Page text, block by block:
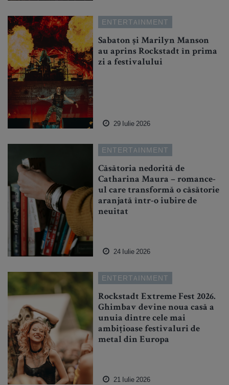
ENTERTAINMENT
Sabaton și Marilyn Manson
au aprins Rockstadt în prima
zi a festivalului
29 Iulie 2026
ENTERTAINMENT
Căsătoria nedorită de
Catharina Maura – romance-
ul care transformă o căsătorie
aranjată într-o iubire de
neuitat
24 Iulie 2026
ENTERTAINMENT
Rockstadt Extreme Fest 2026.
Ghimbav devine noua casă a
unuia dintre cele mai
ambițioase festivaluri de
metal din Europa
21 Iulie 2026